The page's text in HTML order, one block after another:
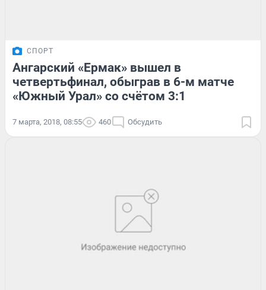
СПОРТ
Ангарский «Ермак» вышел в
четвертьфинал, обыграв в 6-м матче
«Южный Урал» со счётом 3:1
7 марта, 2018, 08:55 460 Обсудить